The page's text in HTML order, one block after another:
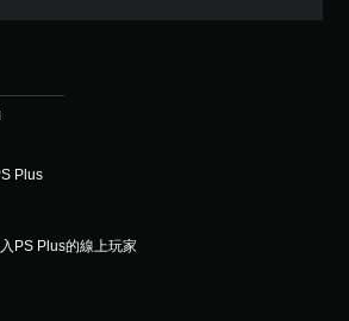
Plus
PS Plus的線上玩家